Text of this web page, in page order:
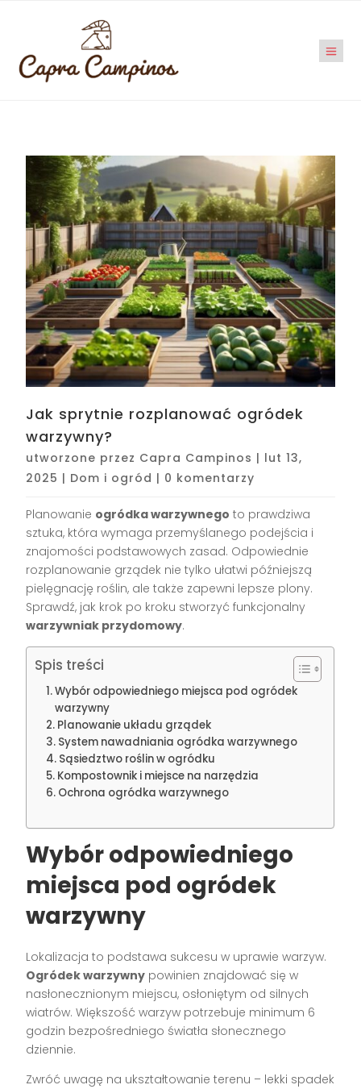
Jak sprytnie rozplanować ogródek
warzywny?
utworzone przez Capra Campinos | lut 13,
2025 | Dom i ogród | 0 komentarzy
Planowanie ogródka warzywnego to prawdziwa
sztuka, która wymaga przemyślanego podejścia i
znajomości podstawowych zasad. Odpowiednie
rozplanowanie grządek nie tylko ułatwi późniejszą
pielęgnację roślin, ale także zapewni lepsze plony.
Sprawdź, jak krok po kroku stworzyć funkcjonalny
warzywniak przydomowy.
Spis treści
Wybór odpowiedniego miejsca pod ogródek
warzywny
Planowanie układu grządek
System nawadniania ogródka warzywnego
Sąsiedztwo roślin w ogródku
Kompostownik i miejsce na narzędzia
Ochrona ogródka warzywnego
Wybór odpowiedniego
miejsca pod ogródek
warzywny
Lokalizacja to podstawa sukcesu w uprawie warzyw.
Ogródek warzywny powinien znajdować się w
nasłonecznionym miejscu, osłoniętym od silnych
wiatrów. Większość warzyw potrzebuje minimum 6
godzin bezpośredniego światła słonecznego
dziennie.
Zwróć uwagę na ukształtowanie terenu – lekki spadek